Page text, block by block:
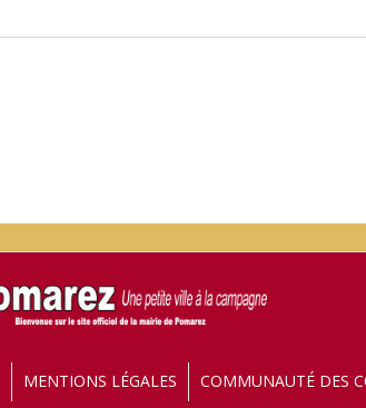
MENTIONS LÉGALES COMMUNAUTÉ DES